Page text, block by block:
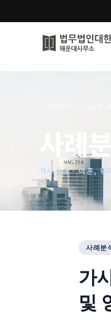
사
가사소송 - 이혼, 위
사례분
가
및